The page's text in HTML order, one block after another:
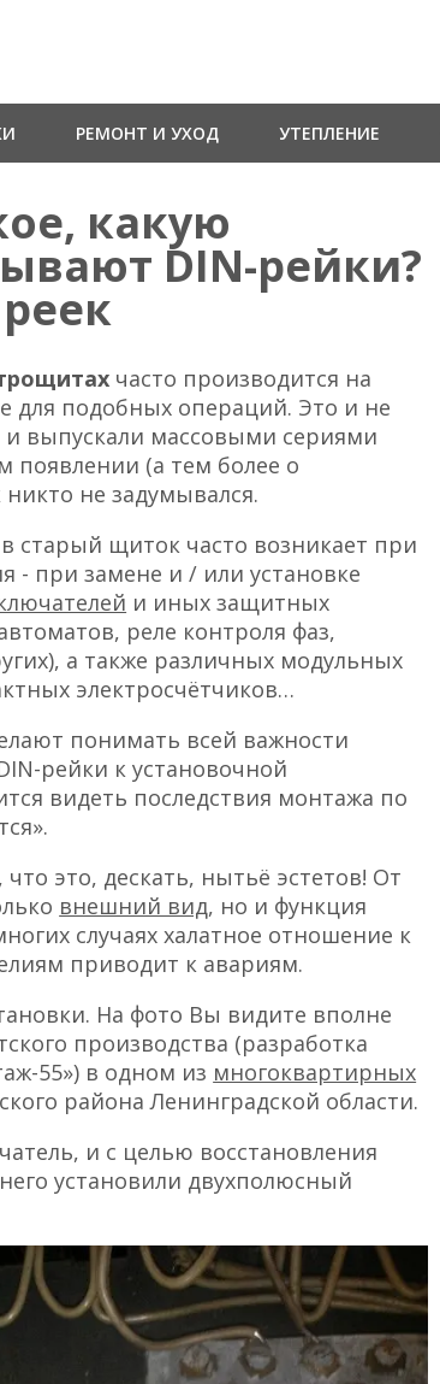
РЕМОНТ И УХОД УТЕПЛЕНИЕ
какую
DIN-рейки?
часто производится на
для подобных операций. Это и не
выпускали массовыми сериями
появлении (а тем более о
не задумывался.
старый щиток часто возникает при
- при замене и / или установке
и иных защитных
реле контроля фаз,
а также различных модульных
электросчётчиков…
понимать всей важности
рейки к установочной
видеть последствия монтажа по
это, дескать, нытьё эстетов! От
внешний вид, но и функция
случаях халатное отношение к
приводит к авариям.
На фото Вы видите вполне
производства (разработка
55») в одном из многоквартирных
района Ленинградской области.
и с целью восстановления
установили двухполюсный